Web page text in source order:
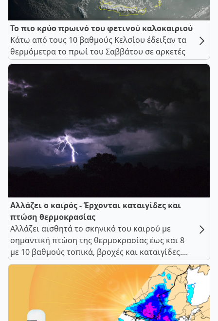
Το πιο κρύο πρωινό του φετινού καλοκαιριού
Κάτω από τους 10 βαθμούς Κελσίου έδειξαν τα
θερμόμετρα το πρωί του Σαββάτου σε αρκετές
Αλλάζει ο καιρός - Έρχονται καταιγίδες και
πτώση θερμοκρασίας
Αλλάζει αισθητά το σκηνικό του καιρού με
σημαντική πτώση της θερμοκρασίας έως και 8
με 10 βαθμούς τοπικά, βροχές και καταιγίδες....